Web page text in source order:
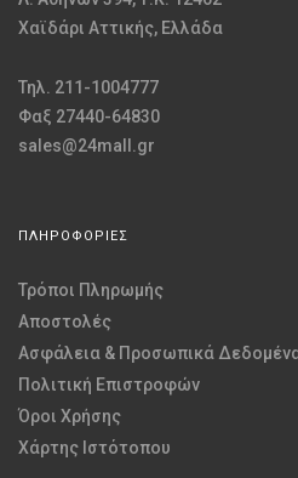
Χαϊδάρι Αττικής, Ελλάδα
Τηλ. 211-1004777
Φαξ 27440-64830
sales@24mall.gr
ΠΛΗΡΟΦΟΡΙΕΣ
Τρόποι Πληρωμής
Αποστολές
Ασφάλεια & Προσωπικά
Πολιτική Επιστροφών
Όροι Χρήσης
Χάρτης Ιστότοπου